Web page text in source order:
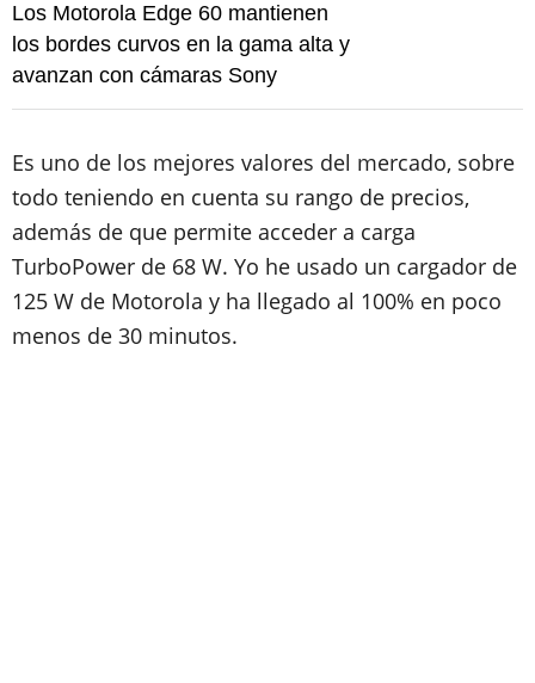
Los Motorola Edge 60 mantienen
los bordes curvos en la gama alta y
avanzan con cámaras Sony
Es uno de los mejores valores del mercado, sobre
todo teniendo en cuenta su rango de precios,
además de que permite acceder a carga
TurboPower de 68 W. Yo he usado un cargador de
125 W de Motorola y ha llegado al 100% en poco
menos de 30 minutos.